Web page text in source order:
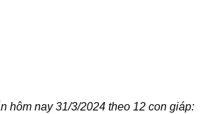
hôm nay 31/3/2024 theo 12 con giáp: